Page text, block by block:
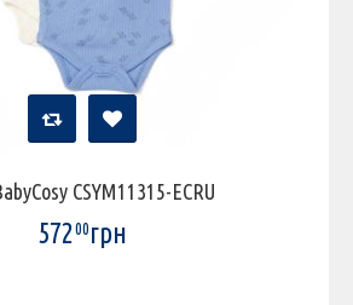
CSYM11315-ECRU
57200грн